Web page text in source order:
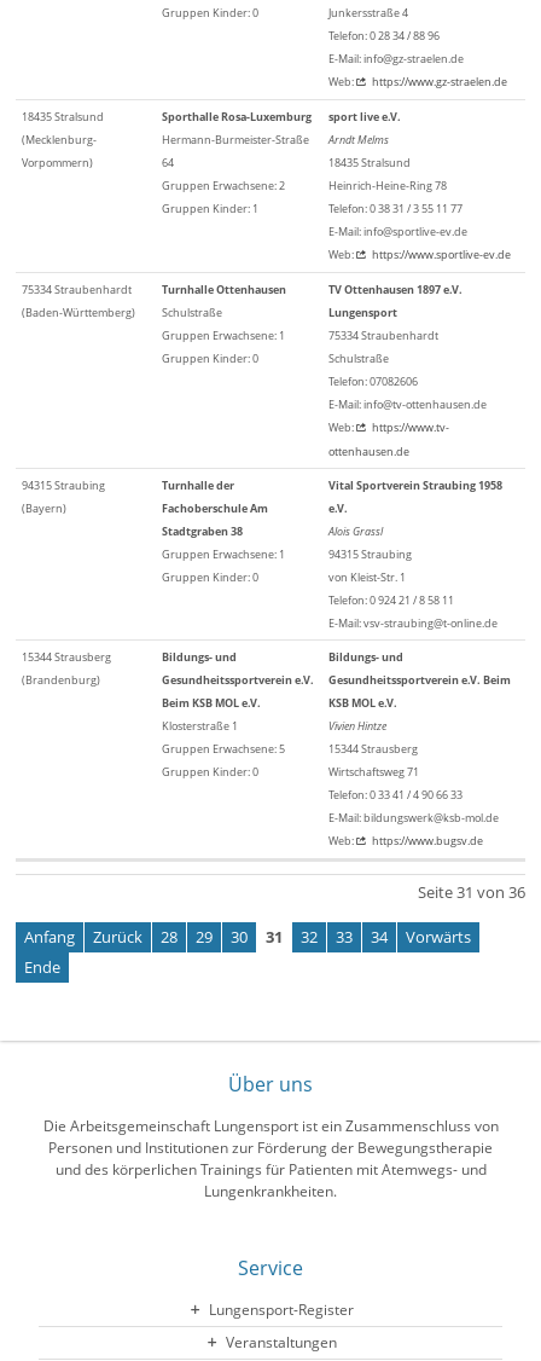
Gruppen Kinder: 0
Junkersstraße 4
Telefon: 0 28 34 / 88 96
E-Mail: info@gz-straelen.de
Web:
https://www.gz-straelen.de
18435 Stralsund
(Mecklenburg-
Vorpommern)
Sporthalle Rosa-Luxemburg
Hermann-Burmeister-Straße
64
Gruppen Erwachsene: 2
Gruppen Kinder: 1
sport live e.V.
Arndt Melms
18435 Stralsund
Heinrich-Heine-Ring 78
Telefon: 0 38 31 / 3 55 11 77
E-Mail: info@sportlive-ev.de
Web:
https://www.sportlive-ev.de
75334 Straubenhardt
(Baden-Württemberg)
Turnhalle Ottenhausen
Schulstraße
Gruppen Erwachsene: 1
Gruppen Kinder: 0
TV Ottenhausen 1897 e.V.
Lungensport
75334 Straubenhardt
Schulstraße
Telefon: 07082606
E-Mail: info@tv-ottenhausen.de
Web:
https://www.tv-
ottenhausen.de
94315 Straubing
(Bayern)
Turnhalle der
Fachoberschule Am
Stadtgraben 38
Gruppen Erwachsene: 1
Gruppen Kinder: 0
Vital Sportverein Straubing 1958
e.V.
Alois Grassl
94315 Straubing
von Kleist-Str. 1
Telefon: 0 924 21 / 8 58 11
E-Mail: vsv-straubing@t-online.de
15344 Strausberg
(Brandenburg)
Bildungs- und
Gesundheitssportverein e.V.
Beim KSB MOL e.V.
Klosterstraße 1
Gruppen Erwachsene: 5
Gruppen Kinder: 0
Bildungs- und
Gesundheitssportverein e.V. Beim
KSB MOL e.V.
Vivien Hintze
15344 Strausberg
Wirtschaftsweg 71
Telefon: 0 33 41 / 4 90 66 33
E-Mail: bildungswerk@ksb-mol.de
Web:
https://www.bugsv.de
Seite 31 von 36
Anfang Zurück 28 29 30 31 32 33 34
Vorwärts
Ende
Über uns
Die Arbeitsgemeinschaft Lungensport ist ein Zusammenschluss von
Personen und Institutionen zur Förderung der Bewegungstherapie
und des körperlichen Trainings für Patienten mit Atemwegs- und
Lungenkrankheiten.
Service
Lungensport-Register
Veranstaltungen